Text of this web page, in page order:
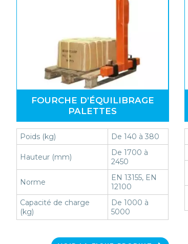
FOURCHE D’ÉQUILIBRAGE
PALETTES
Poids (kg) De 140 à 380
Hauteur (mm)
De 1700 à
2450
Norme
EN 13155, EN
12100
Capacité de charge
(kg)
De 1000 à
5000